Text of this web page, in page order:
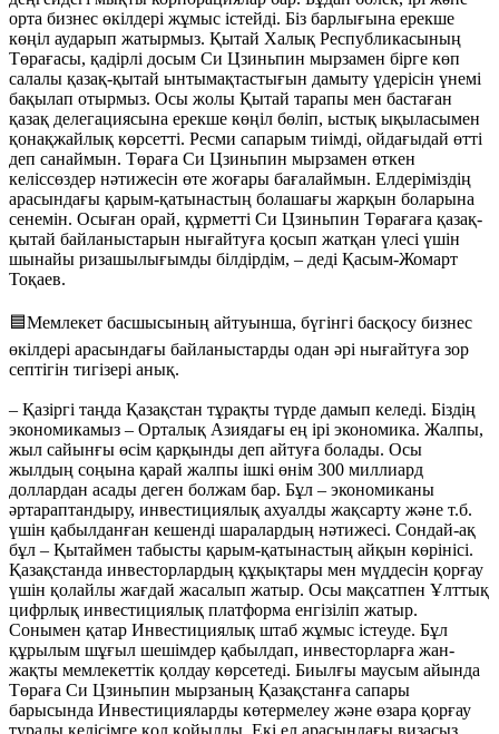
орта бизнес өкілдері жұмыс істейді. Біз барлығына ерекше
көңіл аударып жатырмыз. Қытай Халық Республикасының
Төрағасы, қадірлі досым Си Цзиньпин мырзамен бірге көп
салалы қазақ-қытай ынтымақтастығын дамыту үдерісін үнемі
бақылап отырмыз. Осы жолы Қытай тарапы мен бастаған
қазақ делегациясына ерекше көңіл бөліп, ыстық ықыласымен
қонақжайлық көрсетті. Ресми сапарым тиімді, ойдағыдай өтті
деп санаймын. Төраға Си Цзиньпин мырзамен өткен
келіссөздер нәтижесін өте жоғары бағалаймын. Елдеріміздің
арасындағы қарым-қатынастың болашағы жарқын боларына
сенемін. Осыған орай, құрметті Си Цзиньпин Төрағаға қазақ-
қытай байланыстарын нығайтуға қосып жатқан үлесі үшін
шынайы ризашылығымды білдірдім, – деді Қасым-Жомарт
Тоқаев.
🟦Мемлекет басшысының айтуынша, бүгінгі басқосу бизнес
өкілдері арасындағы байланыстарды одан әрі нығайтуға зор
септігін тигізері анық.
– Қазіргі таңда Қазақстан тұрақты түрде дамып келеді. Біздің
экономикамыз – Орталық Азиядағы ең ірі экономика. Жалпы,
жыл сайынғы өсім қарқынды деп айтуға болады. Осы
жылдың соңына қарай жалпы ішкі өнім 300 миллиард
доллардан асады деген болжам бар. Бұл – экономиканы
әртараптандыру, инвестициялық ахуалды жақсарту және т.б.
үшін қабылданған кешенді шаралардың нәтижесі. Сондай-ақ
бұл – Қытаймен табысты қарым-қатынастың айқын көрінісі.
Қазақстанда инвесторлардың құқықтары мен мүддесін қорғау
үшін қолайлы жағдай жасалып жатыр. Осы мақсатпен Ұлттық
цифрлық инвестициялық платформа енгізіліп жатыр.
Сонымен қатар Инвестициялық штаб жұмыс істеуде. Бұл
құрылым шұғыл шешімдер қабылдап, инвесторларға жан-
жақты мемлекеттік қолдау көрсетеді. Биылғы маусым айында
Төраға Си Цзиньпин мырзаның Қазақстанға сапары
барысында Инвестицияларды көтермелеу және өзара қорғау